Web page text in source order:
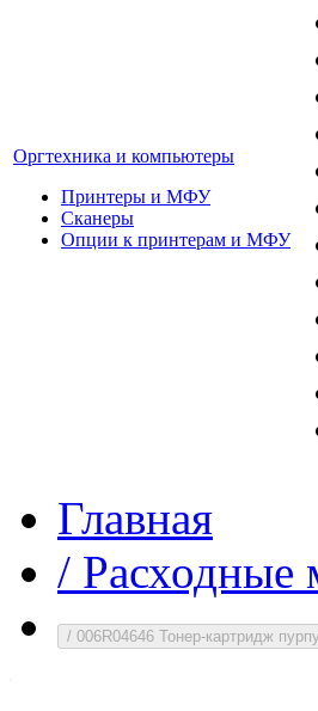
Оргтехника и компьютеры
Принтеры и МФУ
Сканеры
Опции к принтерам и МФУ
Главная
/ Расходные
/ 006R04646 Тонер-картридж